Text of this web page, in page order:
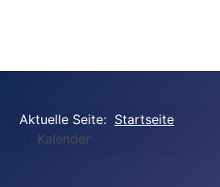
Aktuelle Seite: Startseite
Kalender